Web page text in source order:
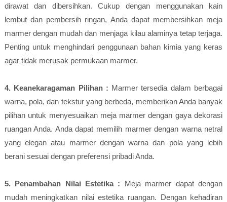
dirawat dan dibersihkan. Cukup dengan menggunakan kain
lembut dan pembersih ringan, Anda dapat membersihkan meja
marmer dengan mudah dan menjaga kilau alaminya tetap terjaga.
Penting untuk menghindari penggunaan bahan kimia yang keras
agar tidak merusak permukaan marmer.
4. Keanekaragaman Pilihan : Marmer tersedia dalam berbagai
warna, pola, dan tekstur yang berbeda, memberikan Anda banyak
pilihan untuk menyesuaikan meja marmer dengan gaya dekorasi
ruangan Anda. Anda dapat memilih marmer dengan warna netral
yang elegan atau marmer dengan warna dan pola yang lebih
berani sesuai dengan preferensi pribadi Anda.
5. Penambahan Nilai Estetika : Meja marmer dapat dengan
mudah meningkatkan nilai estetika ruangan. Dengan kehadiran